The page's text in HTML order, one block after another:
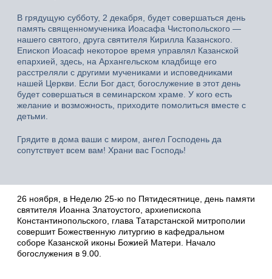
В грядущую субботу, 2 декабря, будет совершаться день
память священномученика Иоасафа Чистопольского —
нашего святого, друга святителя Кирилла Казанского.
Епископ Иоасаф некоторое время управлял Казанской
епархией, здесь, на Архангельском кладбище его
расстреляли с другими мучениками и исповедниками
нашей Церкви. Если Бог даст, богослужение в этот день
будет совершаться в семинарском храме. У кого есть
желание и возможность, приходите помолиться вместе с
детьми.
Грядите в дома ваши с миром, ангел Господень да
сопутствует всем вам! Храни вас Господь!
26 ноября, в Неделю 25-ю по Пятидесятнице, день памяти
святителя Иоанна Златоустого, архиепископа
Константинопольского, глава Татарстанской митрополии
совершит Божественную литургию в кафедральном
соборе Казанской иконы Божией Матери. Начало
богослужения в 9.00.